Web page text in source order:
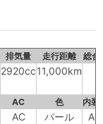
排気量 走行距離 総合
2920cc11,000km
AC 色 内装
AC パール A